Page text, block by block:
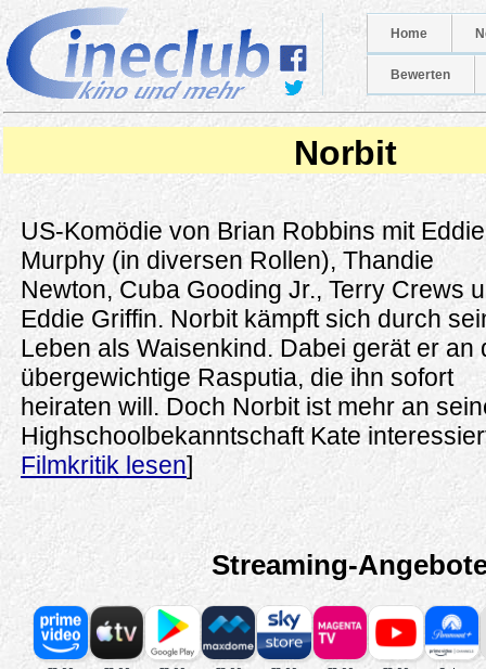
Home
Bewerten
Norbit
US-Komödie von Brian Robbins mit Eddie
Murphy (in diversen Rollen), Thandie
Newton, Cuba Gooding Jr., Terry Crews
Eddie Griffin. Norbit kämpft sich durch
Leben als Waisenkind. Dabei gerät er an
übergewichtige Rasputia, die ihn sofort
heiraten will. Doch Norbit ist mehr an
Highschoolbekanntschaft Kate
Filmkritik lesen]
Streaming-